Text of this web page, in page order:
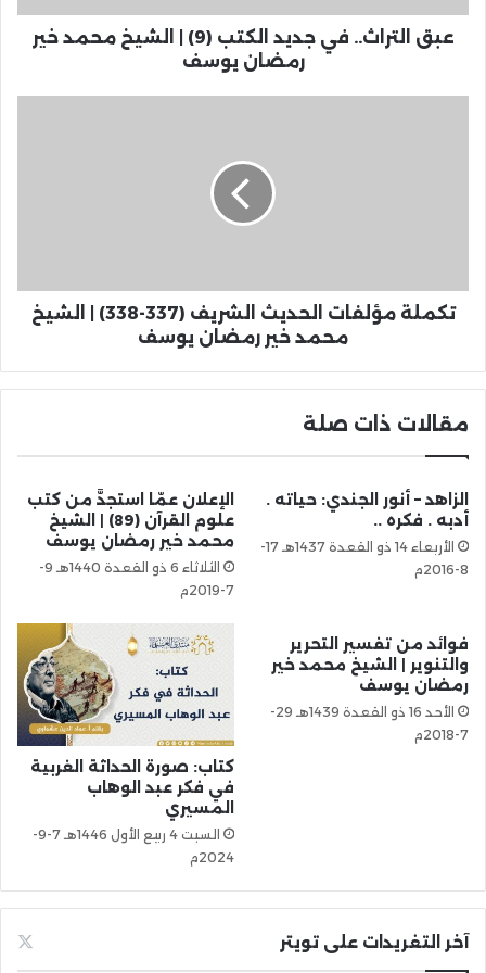
عبق التراث.. في جديد الكتب (9) | الشيخ محمد خير
رمضان يوسف
تكملة مؤلفات الحديث الشريف (337-338) | الشيخ
محمد خير رمضان يوسف
مقالات ذات صلة
الزاهد – أنور الجندي: حياته .
أدبه . فكره ..
الأربعاء 14 ذو القعدة 1437هـ 17-
8-2016م
الإعلان عمّا استجدَّ من كتب
علوم القرآن (89) | الشيخ
محمد خير رمضان يوسف
الثلاثاء 6 ذو القعدة 1440هـ 9-
7-2019م
فوائد من تفسير التحرير
والتنوير | الشيخ محمد خير
رمضان يوسف
الأحد 16 ذو القعدة 1439هـ 29-
7-2018م
كتاب: صورة الحداثة الغربية
في فكر عبد الوهاب
المسيري
السبت 4 ربيع الأول 1446هـ 7-9-
2024م
آخر التغريدات على تويتر